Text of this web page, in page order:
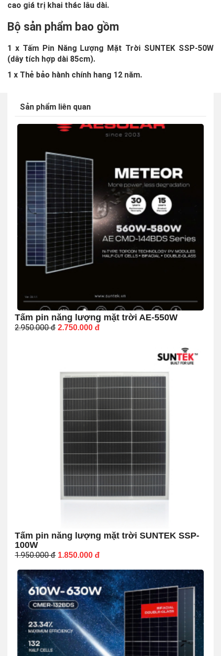
cao giá trị khai thác lâu dài.
Bộ sản phẩm bao gồm
1 x Tấm Pin Năng Lượng Mặt Trời SUNTEK SSP-50W
(dây tích hợp dài 85cm).
1 x Thẻ bảo hành chính hang 12 năm.
Sản phẩm liên quan
Tấm pin năng lượng mặt trời AE-550W
2.950.000đ 2.750.000 đ
Tấm pin năng lượng mặt trời SUNTEK SSP-
100W
1.950.000đ 1.850.000 đ